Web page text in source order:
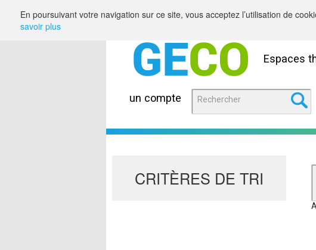
Espaces
un compte
CRITÈRES DE TRI
En poursuivant votre navigation sur ce site, vous acceptez l’utilisation de
savoir plus